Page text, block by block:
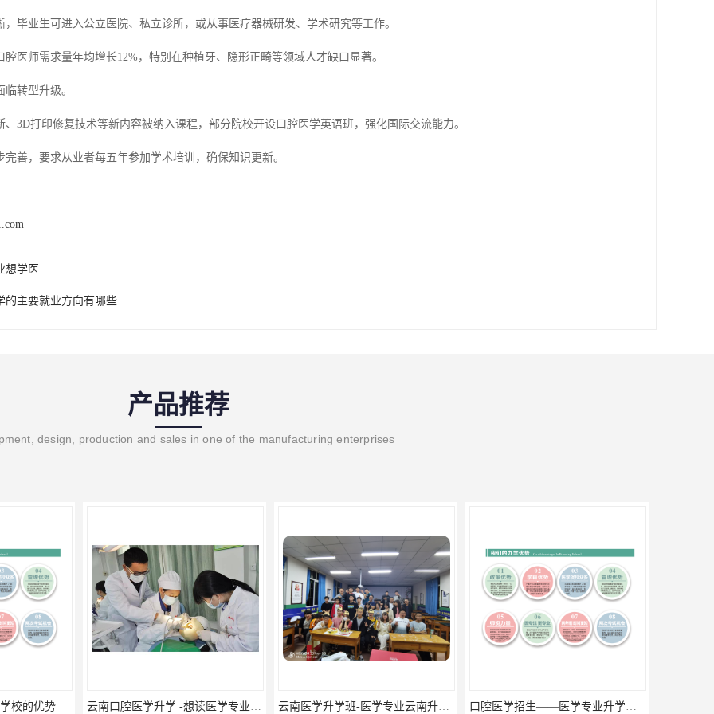
，毕业生可进入公立医院、私立诊所，或从事医疗器械研发、学术研究等工作。
腔医师需求量年均增长12%，特别在种植牙、隐形正畸等领域人才缺口显著。
转型升级。
、3D打印修复技术等新内容被纳入课程，部分院校开设口腔医学英语班，强化国际交流能力。
完善，要求从业者每五年参加学术培训，确保知识更新。
想学医
的主要就业方向有哪些
产品推荐
design, production and sales in one of the manufacturing enterprises
云南医学升学班-医学专业云南升学优势 口腔医学招生——医学专业升学现状 什么是三校生高考?